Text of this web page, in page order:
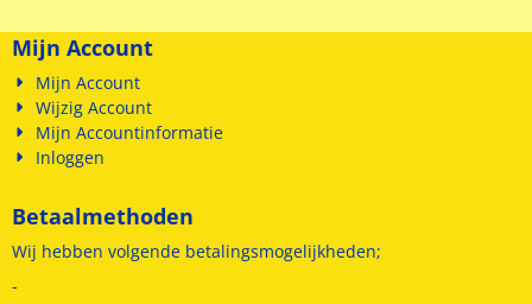
Mijn Account
Mijn Account
Wijzig Account
Mijn Accountinformatie
Inloggen
Betaalmethoden
Wij hebben volgende betalingsmogelijkheden;
-